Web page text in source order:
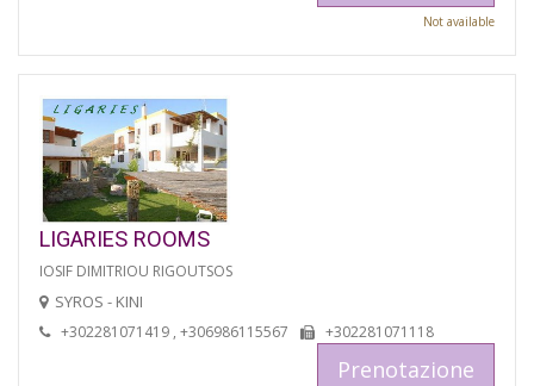
Not available
LIGARIES ROOMS
IOSIF DIMITRIOU RIGOUTSOS
SYROS - KINI
+302281071419 , +306986115567 +302281071118
Prenotazione